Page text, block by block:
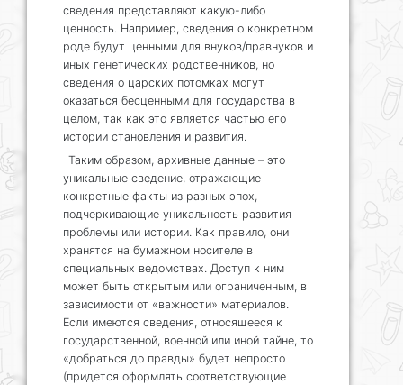
сведения представляют какую-либо
ценность. Например, сведения о конкретном
роде будут ценными для внуков/правнуков и
иных генетических родственников, но
сведения о царских потомках могут
оказаться бесценными для государства в
целом, так как это является частью его
истории становления и развития.
Таким образом, архивные данные – это
уникальные сведение, отражающие
конкретные факты из разных эпох,
подчеркивающие уникальность развития
проблемы или истории. Как правило, они
хранятся на бумажном носителе в
специальных ведомствах. Доступ к ним
может быть открытым или ограниченным, в
зависимости от «важности» материалов.
Если имеются сведения, относящееся к
государственной, военной или иной тайне, то
«добраться до правды» будет непросто
(придется оформлять соответствующие